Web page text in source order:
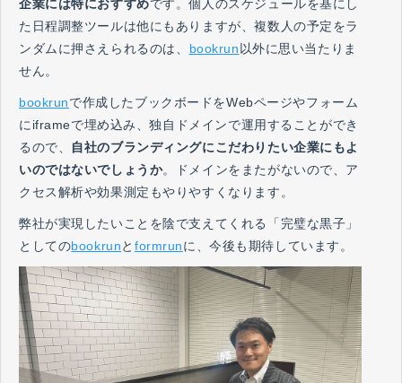
企業には特におすすめです。個人のスケジュールを基にし
た日程調整ツールは他にもありますが、複数人の予定をラ
ンダムに押さえられるのは、 bookrun 以外に思い当たりま
せん。
bookrunで作成したブックボードをWebページやフォーム
にiframeで埋め込み、独自ドメインで運用することができ
るので、
自社のブランディングにこだわりたい企業にもよ
いのではないでしょうか。ドメインをまたがないので、ア
クセス解析や効果測定もやりやすくなります。
弊社が実現したいことを陰で支えてくれる「完璧な黒子」
としてのbookrunと formrunに、今後も期待しています。